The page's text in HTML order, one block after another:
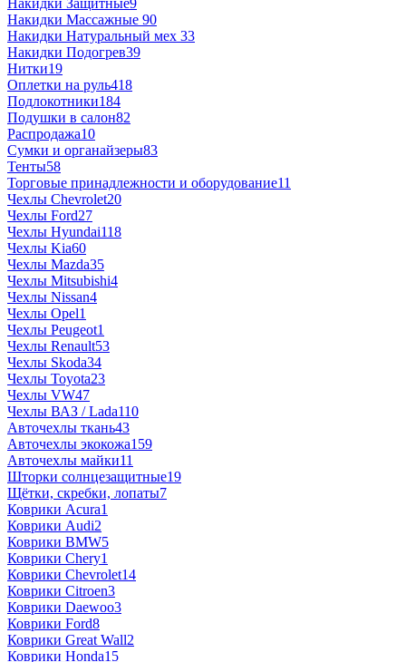
Накидки Массажные 90
Накидки Натуральный мех 33
Накидки Подогрев39
Нитки19
Оплетки на руль418
Подлокотники184
Подушки в салон82
Распродажа10
Сумки и органайзеры83
Тенты58
Торговые принадлежности и оборудование11
Чехлы Chevrolet20
Чехлы Ford27
Чехлы Hyundai118
Чехлы Kia60
Чехлы Mazda35
Чехлы Mitsubishi4
Чехлы Nissan4
Чехлы Opel1
Чехлы Peugeot1
Чехлы Renault53
Чехлы Skoda34
Чехлы Toyota23
Чехлы VW47
Чехлы ВАЗ / Lada110
Авточехлы ткань43
Авточехлы экокожа159
Авточехлы майки11
Шторки солнцезащитные19
Щётки, скребки, лопаты7
Коврики Acura1
Коврики Audi2
Коврики BMW5
Коврики Chery1
Коврики Chevrolet14
Коврики Citroen3
Коврики Daewoo3
Коврики Ford8
Коврики Great Wall2
Коврики Honda15